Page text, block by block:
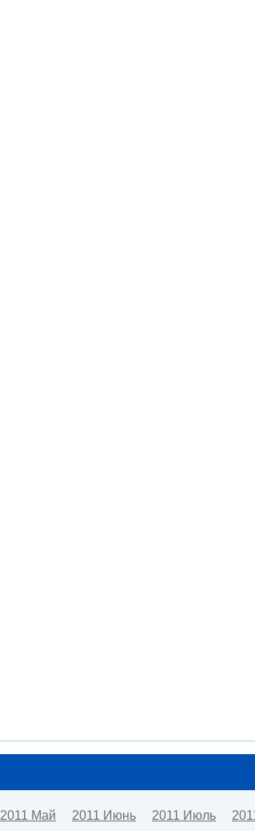
2011 Май 2011 Июнь 2011 Июль